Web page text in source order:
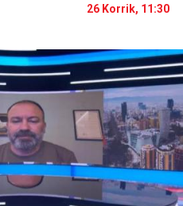
26 Korrik, 11:30